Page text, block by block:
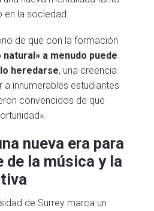
en la sociedad.
de que con la formación
natural» a menudo puede
heredarse, una creencia
innumerables estudiantes
convencidos de que
nueva era para
de la música y la
de Surrey marca un